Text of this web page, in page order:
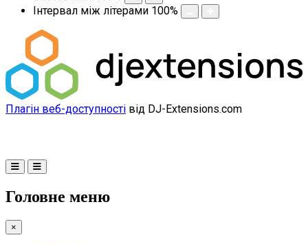
Інтервал між літерами 100%
Плагін веб-доступності від DJ-Extensions.com
Головне меню
×